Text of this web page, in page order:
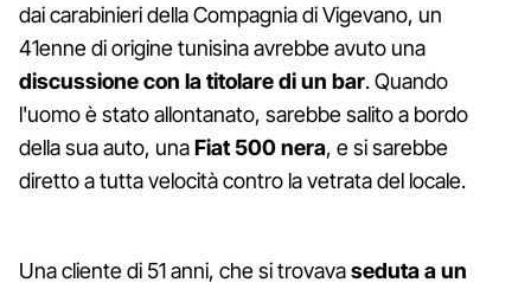
dai carabinieri della Compagnia di Vigevano, un
41enne di origine tunisina avrebbe avuto una
discussione con la titolare di un bar. Quando
l'uomo è stato allontanato, sarebbe salito a bordo
della sua auto, unaFiat 500 nera, e si sarebbe
diretto a tutta velocità contro la vetrata del locale.
Una cliente di 51 anni, che si trovavaseduta a un